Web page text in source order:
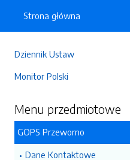
Dziennik Ustaw
Monitor Polski
Menu przedmiotowe
GOPS Przeworno
Dane Kontaktowe
Strona główna